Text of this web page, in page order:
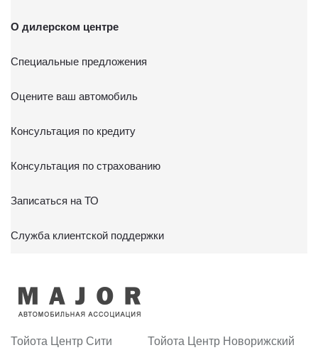
О дилерском центре
Специальные предложения
Оцените ваш автомобиль
Консультация по кредиту
Консультация по страхованию
Записаться на ТО
Служба клиентской поддержки
Тойота Центр Сити Тойота Центр Новорижский